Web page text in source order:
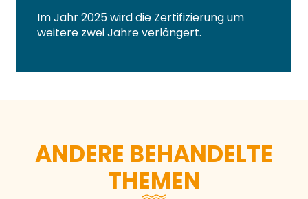
Im Jahr 2025 wird die Zertifizierung um
weitere zwei Jahre verlängert.
ANDERE BEHANDELTE
THEMEN